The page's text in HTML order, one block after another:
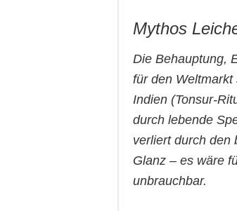
Mythos
Die Behauptung,
für den
Indien (Tonsur-
durch lebende
verliert durch den
Glanz – es wäre
unbrauchbar.